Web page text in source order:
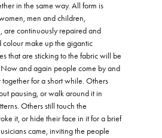
in the same way. All form is
men and children,
are continuously repaired and
colour make up the gigantic
that are sticking to the fabric will be
and again people come by and
for a short while. Others
pausing, or walk around it in
Others still touch the
it, or hide their face in it for a brief
came, inviting the people